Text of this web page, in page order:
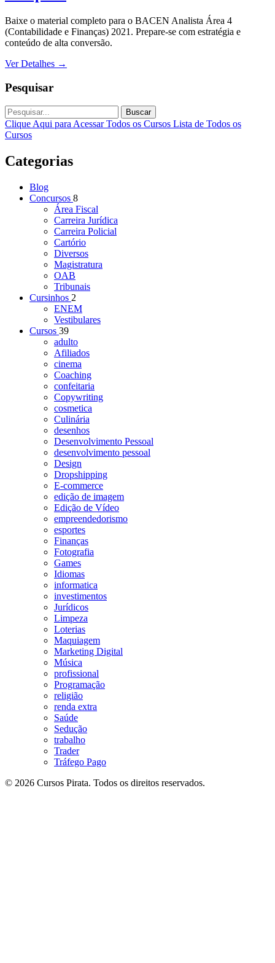
Baixe o material completo para o BACEN Analista Área 4
(Contabilidade e Finanças) 2021. Prepare-se com estratégia e
conteúdo de alta conversão.
Ver Detalhes →
Pesquisar
Buscar
Clique Aqui para Acessar Todos os Cursos Lista de Todos os
Cursos
Categorias
Blog
Concursos 8
Área Fiscal
Carreira Jurídica
Carreira Policial
Cartório
Diversos
Magistratura
OAB
Tribunais
Cursinhos 2
ENEM
Vestibulares
Cursos 39
adulto
Afiliados
cinema
Coaching
confeitaria
Copywriting
cosmetica
Culinária
desenhos
Desenvolvimento Pessoal
desenvolvimento pessoal
Design
Dropshipping
E-commerce
edição de imagem
Edição de Vídeo
empreendedorismo
esportes
Finanças
Fotografia
Games
Idiomas
informatica
investimentos
Jurídicos
Limpeza
Loterias
Maquiagem
Marketing Digital
Música
profissional
Programação
religião
renda extra
Saúde
Sedução
trabalho
Trader
Tráfego Pago
© 2026 Cursos Pirata. Todos os direitos reservados.